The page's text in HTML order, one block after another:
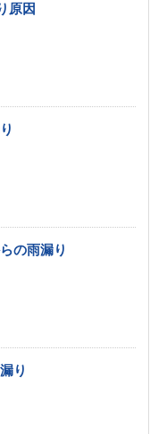
原因
の雨漏り
り